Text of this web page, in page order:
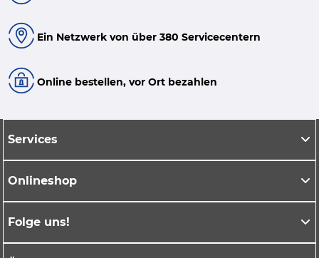
Ein Netzwerk von über 380 Servicecentern
Online bestellen, vor Ort bezahlen
Services
Onlineshop
Folge uns!